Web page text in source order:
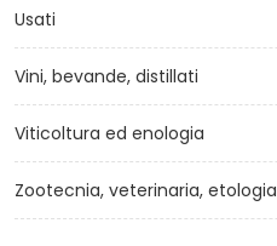
Usati
Vini, bevande, distillati
Viticoltura ed enologia
Zootecnia, veterinaria, etologia